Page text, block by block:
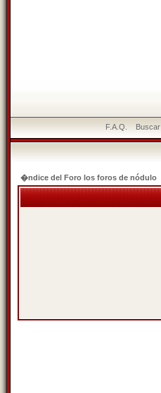
F.A.Q. Buscar
�ndice del Foro los foros de nódulo